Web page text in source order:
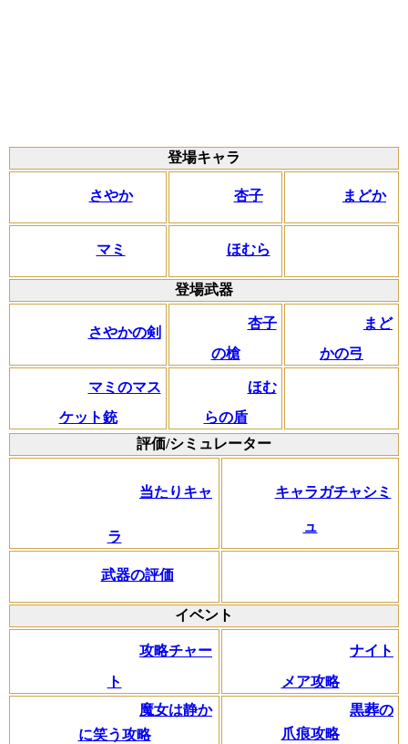
登場キャラ
さやか 杏子 まどか
マミ ほむら
登場武器
さやかの剣
杏子
の槍
まど
かの弓
マミのマス
ケット銃
ほむ
らの盾
評価/シミュレーター
当たりキャ
ラ
キャラガチャシミ
ュ
武器の評価
イベント
攻略チャー
ト
ナイト
メア攻略
魔女は静か
に笑う攻略
黒葬の
爪痕攻略